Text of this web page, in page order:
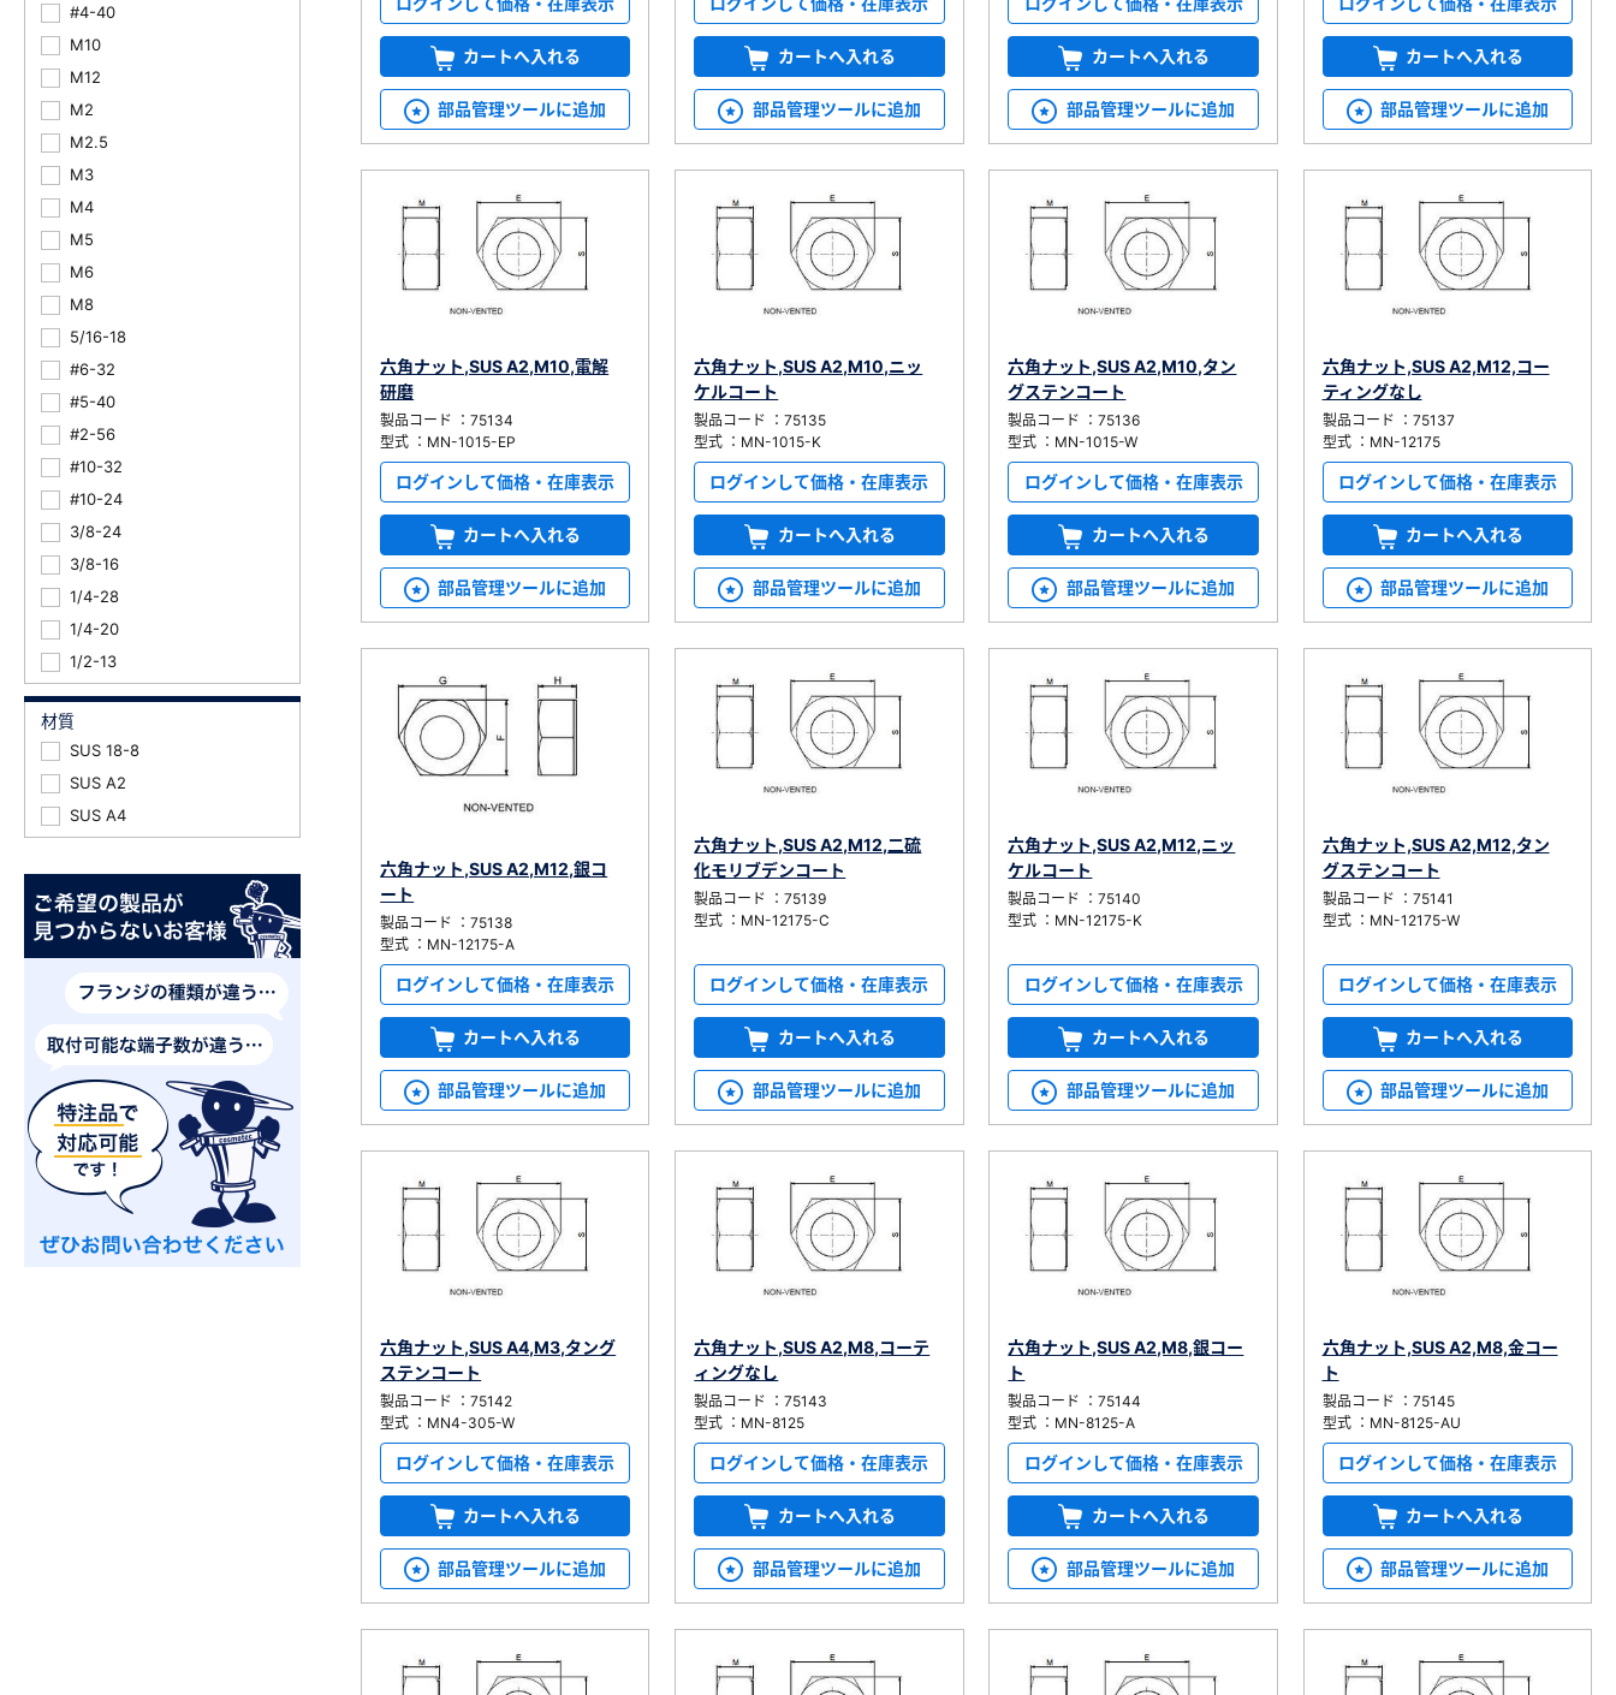
カートへ入れる
部品管理ツールに追加
カートへ入れる
部品管理ツールに追加
カートへ入れる
部品管理ツールに追加
カートへ入れる
部品管理ツールに追加
六角ナット,SUS A2,M10,電解
研磨
製品コード ：75134
型式 ：MN-1015-EP
ログインして価格・在庫表示
カートへ入れる
部品管理ツールに追加
六角ナット,SUS A2,M10,ニッ
ケルコート
製品コード ：75135
型式 ：MN-1015-K
ログインして価格・在庫表示
カートへ入れる
部品管理ツールに追加
六角ナット,SUS A2,M10,タン
グステンコート
製品コード ：75136
型式 ：MN-1015-W
ログインして価格・在庫表示
カートへ入れる
部品管理ツールに追加
六角ナット,SUS A2,M12,コー
ティングなし
製品コード ：75137
型式 ：MN-12175
ログインして価格・在庫表示
カートへ入れる
部品管理ツールに追加
六角ナット,SUS A2,M12,銀コ
ート
製品コード ：75138
型式 ：MN-12175-A
ログインして価格・在庫表示
カートへ入れる
部品管理ツールに追加
六角ナット,SUS A2,M12,二硫
化モリブデンコート
製品コード ：75139
型式 ：MN-12175-C
ログインして価格・在庫表示
カートへ入れる
部品管理ツールに追加
六角ナット,SUS A2,M12,ニッ
ケルコート
製品コード ：75140
型式 ：MN-12175-K
ログインして価格・在庫表示
カートへ入れる
部品管理ツールに追加
六角ナット,SUS A2,M12,タン
グステンコート
製品コード ：75141
型式 ：MN-12175-W
ログインして価格・在庫表示
カートへ入れる
部品管理ツールに追加
六角ナット,SUS A4,M3,タング
ステンコート
製品コード ：75142
型式 ：MN4-305-W
ログインして価格・在庫表示
カートへ入れる
部品管理ツールに追加
六角ナット,SUS A2,M8,コーテ
ィングなし
製品コード ：75143
型式 ：MN-8125
ログインして価格・在庫表示
カートへ入れる
部品管理ツールに追加
六角ナット,SUS A2,M8,銀コー
ト
製品コード ：75144
型式 ：MN-8125-A
ログインして価格・在庫表示
カートへ入れる
部品管理ツールに追加
六角ナット,SUS A2,M8,金コー
ト
製品コード ：75145
型式 ：MN-8125-AU
ログインして価格・在庫表示
カートへ入れる
部品管理ツールに追加
#4-40
M10
M12
M2
M2.5
M3
M4
M5
M6
M8
5/16-18
#6-32
#5-40
#2-56
#10-32
#10-24
3/8-24
3/8-16
1/4-28
1/4-20
1/2-13
材質
SUS 18-8
SUS A2
SUS A4